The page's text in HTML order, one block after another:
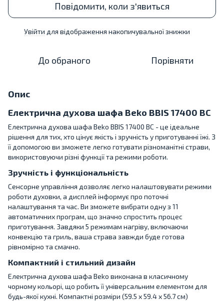
Повідомити, коли з'явиться
Увійти для відображення накопичувальної знижки
До обраного Порівняти
Опис
Електрична духова шафа Beko BBIS 17400 BC
Електрична духова шафа Beko BBIS 17400 BC - це ідеальне
рішення для тих, хто цінує якість і зручність у приготуванні їжі. З
її допомогою ви зможете легко готувати різноманітні страви,
використовуючи різні функції та режими роботи.
Зручність і функціональність
Сенсорне управління дозволяє легко налаштовувати режими
роботи духовки, а дисплей інформує про поточні
налаштування та час. Ви зможете вибрати одну з 11
автоматичних програм, що значно спростить процес
приготування. Завдяки 5 режимам нагріву, включаючи
конвекцію та гриль, ваша страва завжди буде готова
рівномірно та смачно.
Компактний і стильний дизайн
Електрична духова шафа Beko виконана в класичному
чорному кольорі, що робить її універсальним елементом для
будь-якої кухні. Компактні розміри (59.5 x 59.4 x 56.7 см)